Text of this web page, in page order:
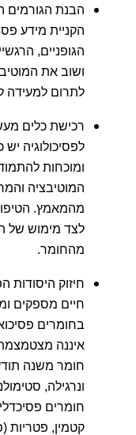
הבנת הגורמים
הקניית מידע
הגופניים,
ושוב את
לתרום למעידה
רכישת כלים
לפסיכולוגיה יש
ומוכחות
המוטיבציה
מהמאמץ.
לצד מימוש של
מהחומר.
חיזוק היסודות
חיים מספקים
בחומרים
איננה
חומר משנה
ונרגילה,
קטמין, פטריות